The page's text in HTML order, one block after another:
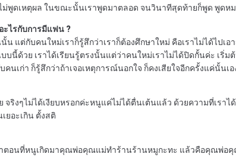
พูดเหตุผล ในขณะนั้นเราพูดมาตลอด จนวินาทีสุดท้ายก็พูด พูดหม
ะไรกับการมีแฟน ?
น แต่กับคนใหม่เราก็รู้สึกว่าเราก็ต้องศึกษาใหม่ คือเราไม่ได้ไ
นี้ด้วย เราได้เรียนรู้ตรงนั้นแต่ว่าคนใหม่เราไม่ได้ปิดกั้นค่ะ เริ่
นเก่า ก็รู้สึกว่าถ้าเจอเหตุการณ์นอกใจ ก็คงเสียใจอีกครั้งแค่นั้นเอ
ย จริงๆไม่ได้เงียบหรอกค่ะหนูแค่ไม่ได้ตื่นเต้นแล้ว ด้วยความที่เ
ยอะเกิน ตั้งสติ
ตอนที่หนูเกิดมาคุณพ่อคุณแม่ทำร้านร้านหมูกะทะ แล้วคือคุณพ่อ